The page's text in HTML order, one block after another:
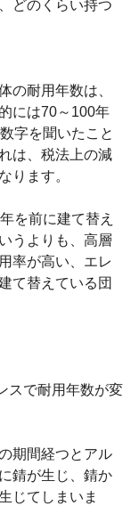
どのくらい持つ
の耐用年数は、
には70～100年
字を聞いたこと
は、税法上の減
ります。
を前に建て替え
うよりも、高層
率が高い、エレ
て替えている団
スで耐用年数が変
期間経つとアル
錆が生じ、錆か
じてしまいま